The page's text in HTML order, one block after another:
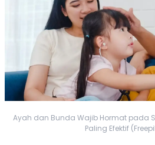
Ayah dan Bunda Wajib Hormat pada
Paling Efektif